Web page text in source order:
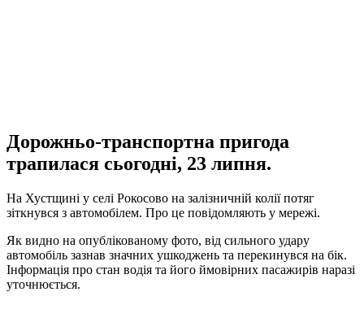
Дорожньо-транспортна пригода
трапилася сьогодні, 23 липня.
На Хустщині у селі Рокосово на залізничній колії потяг
зіткнувся з автомобілем. Про це повідомляють у мережі.
Як видно на опублікованому фото, від сильного удару
автомобіль зазнав значних ушкоджень та перекинувся на бік.
Інформація про стан водія та його ймовірних пасажирів наразі
уточнюється.